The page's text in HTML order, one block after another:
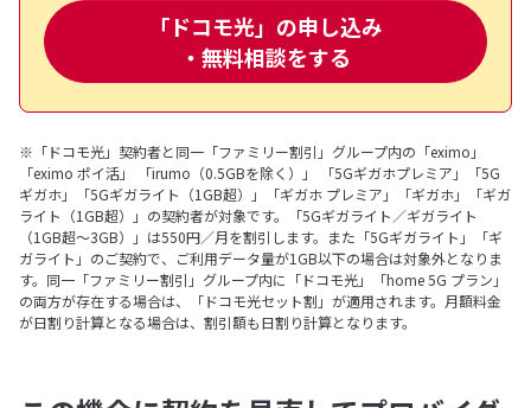
「ドコモ光」の申し込み
・無料相談をする
※「ドコモ光」契約者と同一「ファミリー割引」グループ内の「eximo」
「eximo ポイ活」 「irumo（0.5GBを除く）」 「5Gギガホプレミア」「5G
ギガホ」「5Gギガライト（1GB超）」「ギガホ プレミア」「ギガホ」「ギガ
ライト（1GB超）」の契約者が対象です。「5Gギガライト／ギガライト
（1GB超～3GB）」は550円／月を割引します。また「5Gギガライト」「ギ
ガライト」のご契約で、ご利用データ量が1GB以下の場合は対象外となりま
す。同一「ファミリー割引」グループ内に「ドコモ光」「home 5G プラン」
の両方が存在する場合は、「ドコモ光セット割」が適用されます。月額料金
が日割り計算となる場合は、割引額も日割り計算となります。